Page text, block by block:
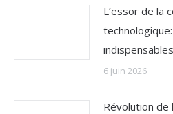
L’essor de la
6 juin 2026
Révolution de